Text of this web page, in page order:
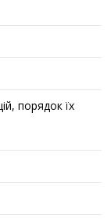
порядок їх